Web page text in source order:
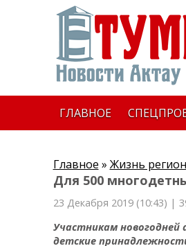
ГЛАВНОЕ
Главное » Жизнь
Для 500
23 Декабря 2019 (10:43) |
Участникам новогодней
детские